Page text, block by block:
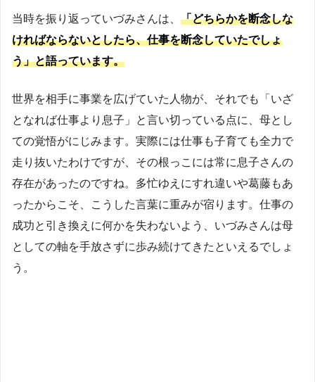
当時を振り返っていづみさんは、 「どちらかを断念しな
ければならないとしたら、仕事を断念していたでしょ
う」と語っています。
世界を相手に事業を広げていた人物が、それでも「いざ
となれば仕事より息子」と言い切っている点に、母とし
ての覚悟がにじみます。実際には仕事も子育ても全力で
走り抜いたわけですが、その根っこには常に息子さんの
存在があったのですね。多忙ゆえにすれ違いや葛藤もあ
ったからこそ、こうした言葉に重みが宿ります。仕事の
成功と引き換えに何かを失わないよう、いづみさんは母
としての軸を手放さずに歩み続けてきたといえるでしょ
う。